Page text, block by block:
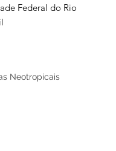
Federal do Rio
Neotropicais